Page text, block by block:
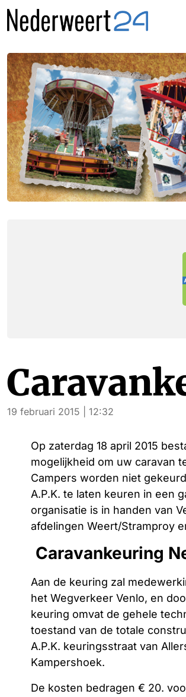
19 februari 2015 | 12:32
Op zaterdag 18 april 2015
mogelijkheid om uw caravan
Campers worden niet
A.P.K. te laten keuren in een
organisatie is in handen van
afdelingen Weert/Stramproy
Caravankeuring
Aan de keuring zal
het Wegverkeer Venlo, en
keuring omvat de gehele
toestand van de totale
A.P.K. keuringsstraat van
Kampershoek.
De kosten bedragen € 20.